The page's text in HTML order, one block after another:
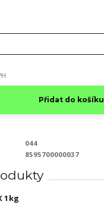
Přidat do košíku
044
8595700000037
1kg